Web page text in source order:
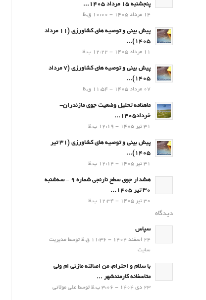
پنجشنبه 15 مرداد 1405...
14 مرداد 1405 - 10:00 ق.ظ
پیش بینی و توصیه های کشاورزی (11 مرداد
۱۴۰۵)...
11 مرداد 1405 - 12:22 ب.ظ
پیش بینی و توصیه های کشاورزی (7 مرداد
۱۴۰۵)...
07 مرداد 1405 - 11:54 ق.ظ
ماهنامه تحلیل وضعیت جوی مازندران-
خرداد1405...
31 تیر 1405 - 12:19 ب.ظ
پیش بینی و توصیه های کشاورزی (31 تیر
۱۴۰۵)...
31 تیر 1405 - 12:14 ب.ظ
هشدار جوی سطح نارنجی شماره 9 – سه‌شنبه
30 تیر 1405...
30 تیر 1405 - 12:34 ب.ظ
دیدگاه
سپاس
24 اسفند 1404 - 11:36 ق.ظ توسط مدیریت
سایت
با سلام و احترام، من اصالته مازنی ام ولی
متاسفانه کارمندشهر ...
23 دی 1404 - 3:06 ب.ظ توسط علی مولائی